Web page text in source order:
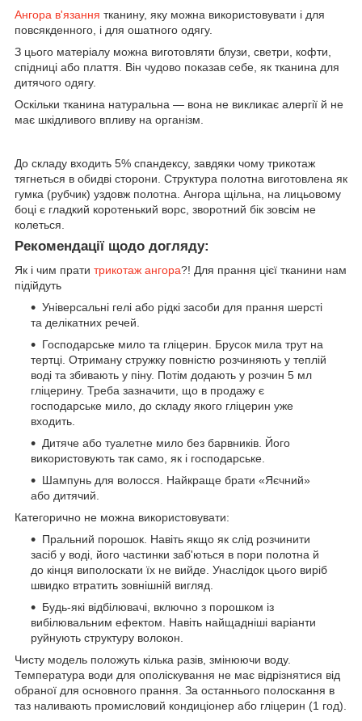
Ангора в'язання тканину, яку можна використовувати і для
повсякденного, і для ошатного одягу.
З цього матеріалу можна виготовляти блузи, светри, кофти,
спідниці або плаття. Він чудово показав себе, як тканина для
дитячого одягу.
Оскільки тканина натуральна — вона не викликає алергії й не
має шкідливого впливу на організм.
До складу входить 5% спандексу, завдяки чому трикотаж
тягнеться в обидві сторони. Структура полотна виготовлена як
гумка (рубчик) уздовж полотна. Ангора щільна, на лицьовому
боці є гладкий коротенький ворс, зворотний бік зовсім не
колеться.
Рекомендації щодо догляду:
Як і чим прати трикотаж ангора?! Для прання цієї тканини нам
підійдуть
Універсальні гелі або рідкі засоби для прання шерсті
та делікатних речей.
Господарське мило та гліцерин. Брусок мила трут на
тертці. Отриману стружку повністю розчиняють у теплій
воді та збивають у піну. Потім додають у розчин 5 мл
гліцерину. Треба зазначити, що в продажу є
господарське мило, до складу якого гліцерин уже
входить.
Дитяче або туалетне мило без барвників. Його
використовують так само, як і господарське.
Шампунь для волосся. Найкраще брати «Яєчний»
або дитячий.
Категорично не можна використовувати:
Пральний порошок. Навіть якщо як слід розчинити
засіб у воді, його частинки заб'ються в пори полотна й
до кінця виполоскати їх не вийде. Унаслідок цього виріб
швидко втратить зовнішній вигляд.
Будь-які відбілювачі, включно з порошком із
вибілювальним ефектом. Навіть найщадніші варіанти
руйнують структуру волокон.
Чисту модель положуть кілька разів, змінюючи воду.
Температура води для ополіскування не має відрізнятися від
обраної для основного прання. За останнього полоскання в
таз наливають промисловий кондиціонер або гліцерин (1 год).